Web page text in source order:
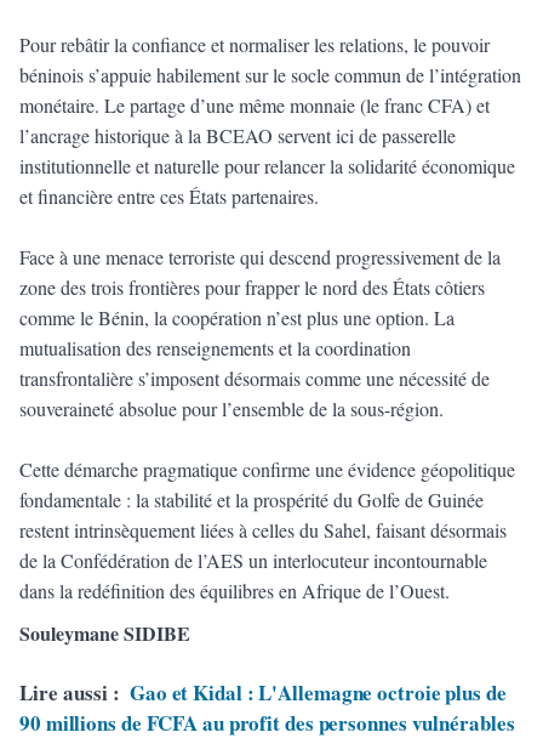
Pour rebâtir la confiance et normaliser les relations, le pouvoir
béninois s’appuie habilement sur le socle commun de l’intégration
monétaire. Le partage d’une même monnaie (le franc CFA) et
l’ancrage historique à la BCEAO servent ici de passerelle
institutionnelle et naturelle pour relancer la solidarité économique
et financière entre ces États partenaires.
Face à une menace terroriste qui descend progressivement de la
zone des trois frontières pour frapper le nord des États côtiers
comme le Bénin, la coopération n’est plus une option. La
mutualisation des renseignements et la coordination
transfrontalière s’imposent désormais comme une nécessité de
souveraineté absolue pour l’ensemble de la sous-région.
Cette démarche pragmatique confirme une évidence géopolitique
fondamentale : la stabilité et la prospérité du Golfe de Guinée
restent intrinsèquement liées à celles du Sahel, faisant désormais
de la Confédération de l’AES un interlocuteur incontournable
dans la redéfinition des équilibres en Afrique de l’Ouest.
Souleymane SIDIBE
Lire aussi : Gao et Kidal : L'Allemagne octroie plus de
90 millions de FCFA au profit des personnes vulnérables